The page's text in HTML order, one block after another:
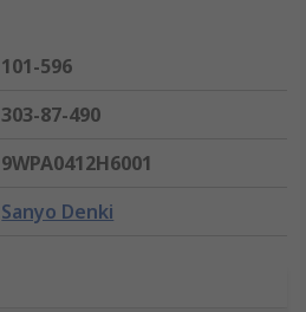
101-596
303-87-490
9WPA0412H6001
Sanyo Denki